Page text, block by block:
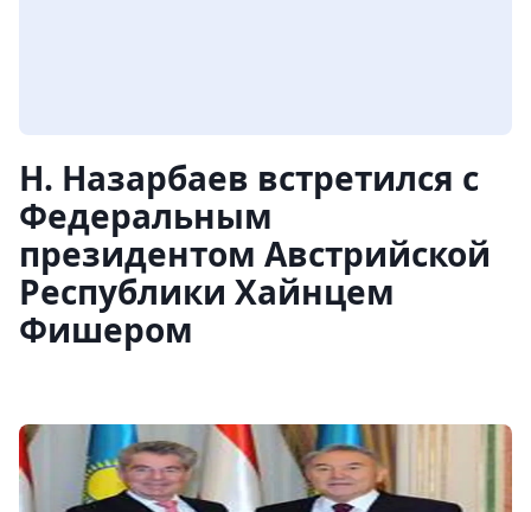
Н. Назарбаев встретился с
Федеральным
президентом Австрийской
Республики Хайнцем
Фишером